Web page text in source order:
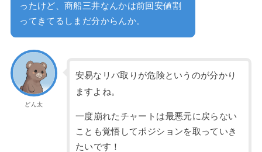
ったけど、商船三井なんかは前回安値割
ってきてるしまだ分からんか。
どん太
安易なリバ取りが危険というのが分かり
ますよね。
一度崩れたチャートは最悪元に戻らない
ことも覚悟してポジションを取っていき
たいです！